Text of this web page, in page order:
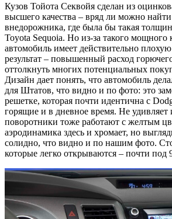
Кузов Тойота Секвойя сделан из
высшего качества – вряд ли можно
внедорожника, где была бы такая
Toyota Sequoia. Но из-за такого мощного
автомобиль имеет действительно
результат – повышенный расход
оттолкнуть многих потенциальных
Дизайн дает понять, что автомобиль
для Штатов, что видно и по фото: это
решетке, которая почти идентична с
горящие и в дневное время. Не удивляет
поворотники тоже работают с желтым
аэродинамика здесь и хромает, но
солидно, что видно и по нашим фото.
которые легко открываются – почти под